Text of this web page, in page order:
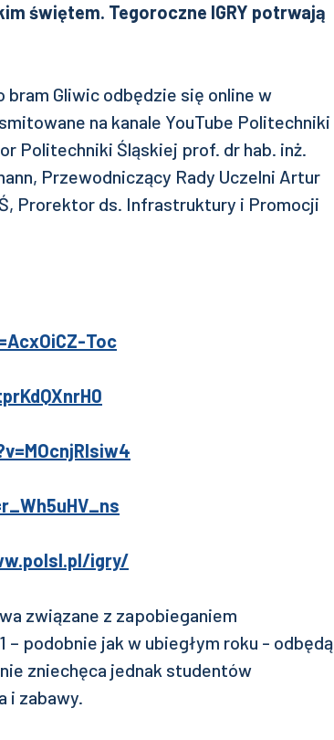
świętem. Tegoroczne IGRY potrwają
Gliwic odbędzie się online w
na kanale YouTube Politechniki
Politechniki Śląskiej prof. dr hab. inż.
Przewodniczący Rady Uczelni Artur
Prorektor ds. Infrastruktury i Promocji
Toc
igry/
związane z zapobieganiem
podobnie jak w ubiegłym roku - odbędą
zniechęca jednak studentów
i zabawy.